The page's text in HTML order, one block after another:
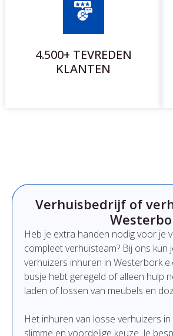
4.500+ TEVREDEN
KLANTEN
Verhuisbedrijf of
Heb je extra handen nodigvoor je
compleetverhuisteam? Bij ons kun
verhuizers inhuren in Westerbork
busje hebt geregeld ofalleen hulp
laden oflossen van meubels en
Het inhuren van losse verhuizers
slimme en voordelige keuze. Je